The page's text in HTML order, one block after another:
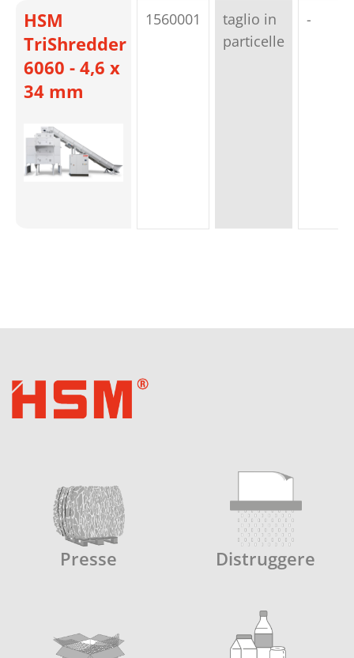
HSM
TriShredder
6060 - 4,6 x
34 mm
1560001
taglio in
particelle
-
Presse Distruggere